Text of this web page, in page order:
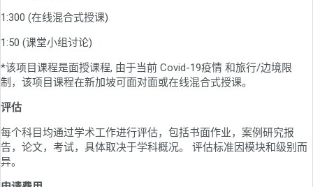
1:300 (在线混合式授课)
1:50 (课堂小组讨论)
*该项目课程是面授课程, 由于当前 Covid-19疫情 和旅行/边境限
制，该项目课程在新加坡可面对面或在线混合式授课。
评估
每个科目均通过学术工作进行评估，包括书面作业，案例研究报
告，论文，考试，具体取决于学科概况。 评估标准因模块和级别而
异。